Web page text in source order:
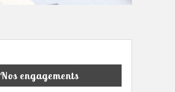
Nos engagements